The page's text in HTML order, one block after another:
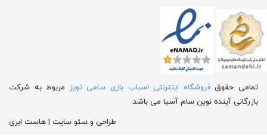
تمامی حقوقفروشگاه اینترنتی اسباب بازی سامی تویز
مربوط به شرکت
بازرگانی آینده نوین سام آسیا می باشد.
طراحی و سئو سایت
هاست ابری